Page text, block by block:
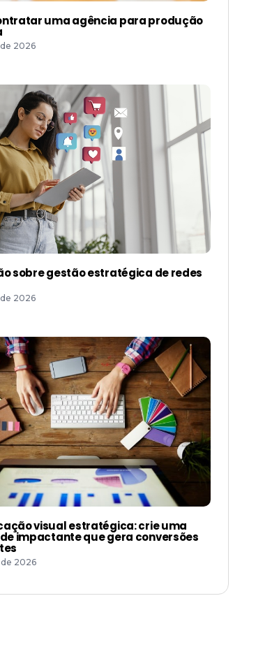
uma agência para produção
2026
sobre gestão estratégica de redes
2026
visual estratégica: crie uma
impactante que gera conversões
de 2026